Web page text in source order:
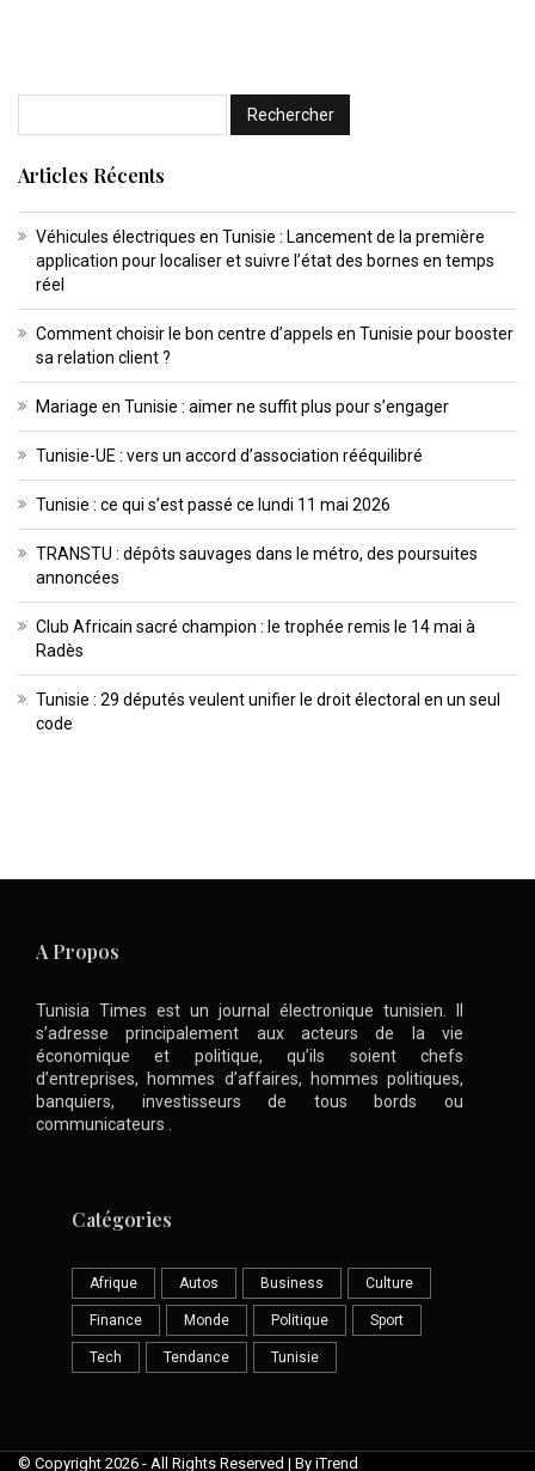
Articles Récents
Véhicules électriques en Tunisie : Lancement de la première
application pour localiser et suivre l’état des bornes en temps
réel
Comment choisir le bon centre d’appels en Tunisie pour booster
sa relation client ?
Mariage en Tunisie : aimer ne suffit plus pour s’engager
Tunisie-UE : vers un accord d’association rééquilibré
Tunisie : ce qui s’est passé ce lundi 11 mai 2026
TRANSTU : dépôts sauvages dans le métro, des poursuites
annoncées
Club Africain sacré champion : le trophée remis le 14 mai à
Radès
Tunisie : 29 députés veulent unifier le droit électoral en un seul
code
A Propos
Tunisia Times est un journal électronique tunisien. Il
s’adresse principalement aux acteurs de la vie
économique et politique, qu’ils soient chefs
d’entreprises, hommes d’affaires, hommes politiques,
banquiers, investisseurs de tous bords ou
communicateurs .
Catégories
Afrique Autos Business Culture
Finance Monde Politique Sport
Tech Tendance Tunisie
© Copyright 2026 - All Rights Reserved | By iTrend